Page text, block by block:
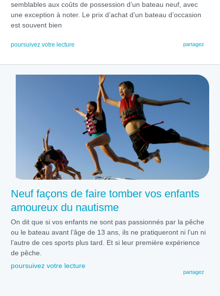
semblables aux coûts de possession d’un bateau neuf, avec
une exception à noter. Le prix d’achat d’un bateau d’occasion
est souvent bien
poursuivez votre lecture partagez
Neuf façons de faire tomber vos enfants
amoureux du nautisme
On dit que si vos enfants ne sont pas passionnés par la pêche
ou le bateau avant l’âge de 13 ans, ils ne pratiqueront ni l’un ni
l’autre de ces sports plus tard. Et si leur première expérience
de pêche.
poursuivez votre lecture
partagez